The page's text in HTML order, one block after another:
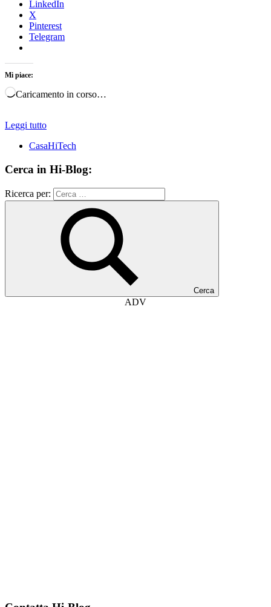
LinkedIn
X
Pinterest
Telegram
Mi piace:
Caricamento in corso…
Leggi tutto
CasaHiTech
Cerca in Hi-Blog:
Ricerca per:
Cerca
ADV